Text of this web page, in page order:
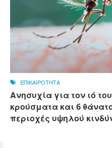
ΕΠΙΚΑΙΡΟΤΗΤΑ
Ανησυχία για τον ιό
κρούσματα και 6
περιοχές υψηλού